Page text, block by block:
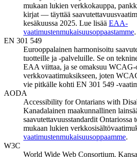
mukaan lukien verkkokauppa,
kirjat — täyttää
kesäkuussa 2025. Lue lisää EAA-
vaatimustenmukaisuusoppaastamme.
EN 301 549
Eurooppalainen harmonisoitu
tuotteille ja -palveluille. Se on
EAA viittaa, ja se omaksuu
verkkovaatimuksikseen, joten
vie pitkälle kohti EN 301 549 -
AODA
Accessibility for Ontarians with
Kanadalainen maakunnallinen
saavutettavuusstandardit
mukaan lukien
vaatimustenmukaisuusoppaamme.
W3C
World Wide Web Consortium.